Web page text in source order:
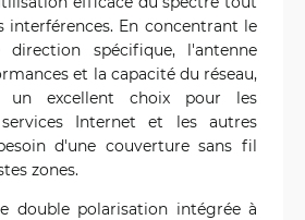
interférences. En concentrant le
spécifique, l'antenne
et la capacité du réseau,
excellent choix pour les
Internet et les autres
d'une couverture sans fil
zones.
double polarisation intégrée à